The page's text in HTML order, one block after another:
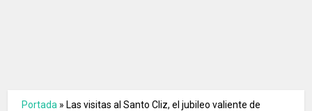
Portada » Las visitas al Santo Cliz, el jubileo valiente de